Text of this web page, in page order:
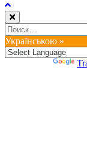
Найти:
Українською »